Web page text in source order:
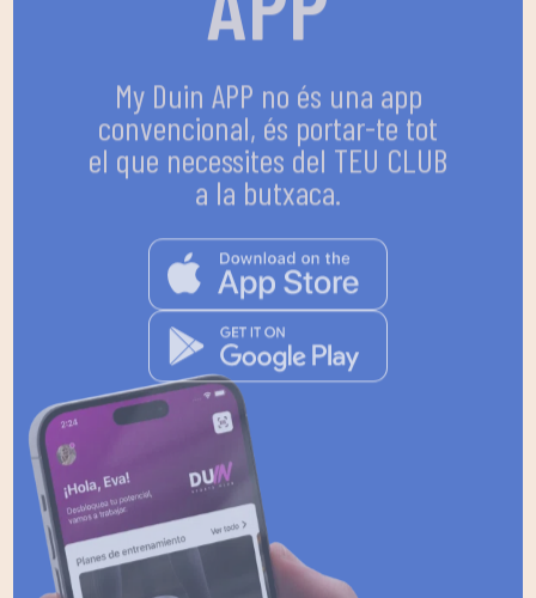
My Duin APP no és una app
el que necessites del TEU CLUB
a la butxaca.